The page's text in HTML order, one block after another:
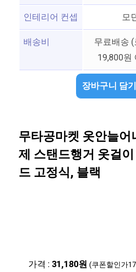
인테리어 컨셉
모
배송비
무료배송
19,800원
장바구니 담기
무타공마켓 옷안늘어
제 스탠드행거 옷걸
드 고정식, 블랙
가격 : 31,180원 (쿠폰할인가